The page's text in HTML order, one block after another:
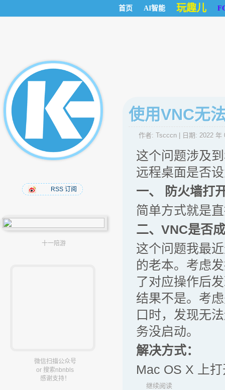
首页 AI智能 玩趣儿
RSS 订阅
十一陪游
微信扫描公众号
or 搜索nbnbls
感谢支持！
使用VNC无
作者: Tscccn | 日期: 2022 年
这个问题涉及
远程桌面是否
一、 防火墙打
简单方式就是
二、VNC是否
这个问题我最
的老本。考虑
了对应操作后
结果不是。考
口时，发现无
务没启动。
解决方式：
Mac OS X 上
继续阅读